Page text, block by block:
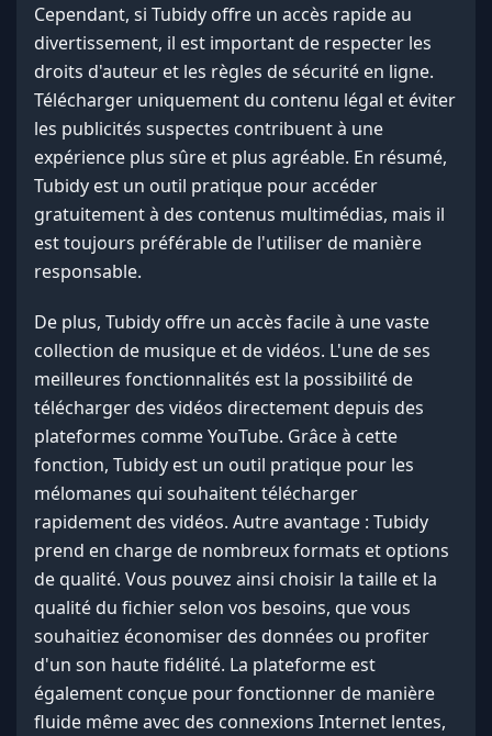
Cependant, si Tubidy offre un accès rapide au
divertissement, il est important de respecter les
droits d'auteur et les règles de sécurité en ligne.
Télécharger uniquement du contenu légal et éviter
les publicités suspectes contribuent à une
expérience plus sûre et plus agréable. En résumé,
Tubidy est un outil pratique pour accéder
gratuitement à des contenus multimédias, mais il
est toujours préférable de l'utiliser de manière
responsable.
De plus, Tubidy offre un accès facile à une vaste
collection de musique et de vidéos. L'une de ses
meilleures fonctionnalités est la possibilité de
télécharger des vidéos directement depuis des
plateformes comme YouTube. Grâce à cette
fonction, Tubidy est un outil pratique pour les
mélomanes qui souhaitent télécharger
rapidement des vidéos. Autre avantage : Tubidy
prend en charge de nombreux formats et options
de qualité. Vous pouvez ainsi choisir la taille et la
qualité du fichier selon vos besoins, que vous
souhaitiez économiser des données ou profiter
d'un son haute fidélité. La plateforme est
également conçue pour fonctionner de manière
fluide même avec des connexions Internet lentes,